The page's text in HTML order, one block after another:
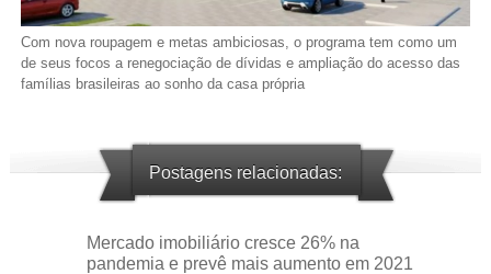
Com nova roupagem e metas ambiciosas, o programa tem como um
de seus focos a renegociação de dívidas e ampliação do acesso das
famílias brasileiras ao sonho da casa própria
Postagens relacionadas:
Mercado imobiliário cresce 26% na
pandemia e prevê mais aumento em 2021